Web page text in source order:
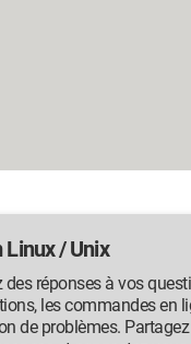
Linux / Unix
des réponses à vos
les commandes en
de problèmes.